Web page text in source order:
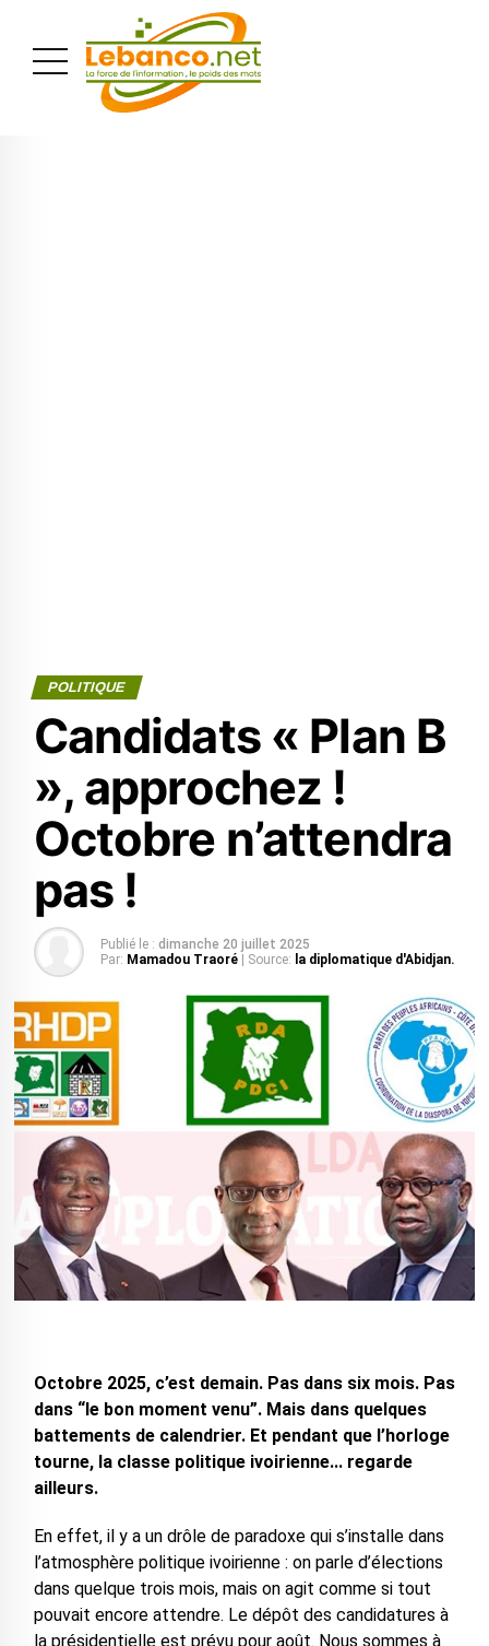
POLITIQUE
Candidats « Plan B
», approchez !
Octobre n’attendra
pas !
Publié le : dimanche 20 juillet 2025
Par: Mamadou Traoré | Source: la diplomatique d'Abidjan.
Octobre 2025, c’est demain. Pas dans six mois. Pas
dans “le bon moment venu”. Mais dans quelques
battements de calendrier. Et pendant que l’horloge
tourne, la classe politique ivoirienne... regarde
ailleurs.
En effet, il y a un drôle de paradoxe qui s’installe dans
l’atmosphère politique ivoirienne : on parle d’élections
dans quelque trois mois, mais on agit comme si tout
pouvait encore attendre. Le dépôt des candidatures à
la présidentielle est prévu pour août. Nous sommes à